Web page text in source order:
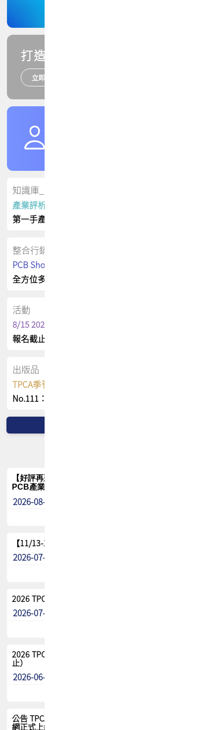
打造您的PCB專業技能
立即報名
知識庫_會員專屬
產業評析報告
第一手產業資訊
整合行銷
PCB Shop 採購指南
全方位多元曝光方案
活動
8/15 2026 TPCA健康盃保齡球聯誼賽
報名截止日 : 8/3 活動日期 : 8/15
出版品
TPCA季刊 FREE 線上版
No.111：PCB全球風險布局與韌性
【好評再延長】PCB GPT 全面開放體驗延長到8月!!
PCB產業專屬 AI 知識平台
2026-08-04
【11/13-15】2026 TPCA 百岳登頂_南橫三星
2026-07-22
2026 TPCA中南區會員問卷暨7/31交流餐敘報名
2026-07-08
2026 TPCA健康盃保齡球聯誼賽 熱烈報名中（8/3報名截
止）
2026-06-29
公告 TPCA 台灣電路板協會官網將迎來新面貌，7/1 新官
網正式上線！